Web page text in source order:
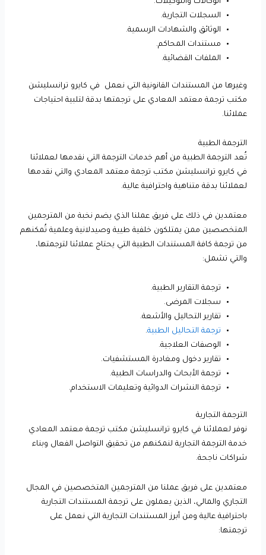
السجلات التجارية.
الوثائق والشهادات الرسمية.
مستندات المحاكم.
الملفات القضائية.
وغيرها من المستندات القانونية التي نعمل في كايرو ترانسليشن
مكتب ترجمة معتمد المعادي على ترجمتها بدقة لتلبية احتياجات
عملائنا.
الترجمة الطبية
تُعد الترجمة الطبية من أهم خدمات الترجمة التي نقدمها لعملائنا
في كايرو ترانسليشن مكتب ترجمة معتمد المعادي والتي نقدمها
لعملائنا بدقة متناهية واحترافية عالية.
معتمدين في ذلك على فريق عملنا الذي يضم نخبة من المترجمين
المتخصصين ممن يمتلكون خلفية طيية وصيدلانية وعلمية تُمكنهم
من ترجمة كافة المستندات الطبية التي يحتاج عملائنا لترجمتها،
والتي تشمل:
ترجمة التقارير الطبية.
سجلات المرضى.
تقارير التحاليل والأشعة.
ترجمة التحاليل الطبية.
الوصفات العلاجية.
تقارير دخول ومغادرة المستشفيات.
ترجمة الأبحاث والدراسات الطبية.
ترجمة النشرات الدوائية وتعليمات الاستخدام.
الترجمة التجارية
نوفر لعملائنا في كايرو ترانسليشن مكتب ترجمة معتمد المعادي
خدمة الترجمة التجارية لنمكنهم من تحقيق التواصل الفعال وبناء
شراكات ناجحة.
معتمدين على فريق عملنا من المترجمين المتخصصين في المجال
التجاري والمالي، الذين يعملون على ترجمة المستندات التجارية
باحترافية عالية ومن أبرز المستندات التجارية التي نعمل على
ترجمتها: